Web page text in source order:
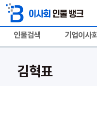
인물검색 기업이사회
김혁표